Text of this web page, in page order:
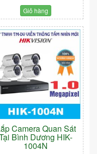
Giỏ hàng
Camera Quan Sát
Bình Dương HIK-
1004N